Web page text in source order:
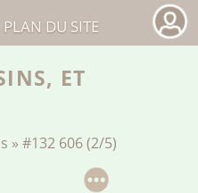
ET
»#132 606 (2/5)
PLAN DU SITE